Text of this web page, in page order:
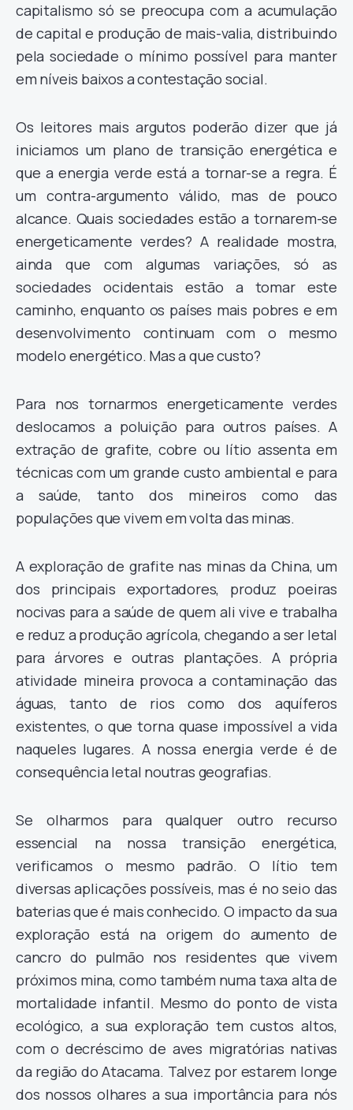
capitalismo só se preocupa com a acumulação
de capital e produção de mais-valia, distribuindo
pela sociedade o mínimo possível para manter
em níveis baixos a contestação social.
Os leitores mais argutos poderão dizer que já
iniciamos um plano de transição energética e
que a energia verde está a tornar-se a regra. É
um contra-argumento válido, mas de pouco
alcance. Quais sociedades estão a tornarem-se
energeticamente verdes? A realidade mostra,
ainda que com algumas variações, só as
sociedades ocidentais estão a tomar este
caminho, enquanto os países mais pobres e em
desenvolvimento continuam com o mesmo
modelo energético. Mas a que custo?
Para nos tornarmos energeticamente verdes
deslocamos a poluição para outros países. A
extração de grafite, cobre ou lítio assenta em
técnicas com um grande custo ambiental e para
a saúde, tanto dos mineiros como das
populações que vivem em volta das minas.
A exploração de grafite nas minas da China, um
dos principais exportadores, produz poeiras
nocivas para a saúde de quem ali vive e trabalha
e reduz a produção agrícola, chegando a ser letal
para árvores e outras plantações. A própria
atividade mineira provoca a contaminação das
águas, tanto de rios como dos aquíferos
existentes, o que torna quase impossível a vida
naqueles lugares. A nossa energia verde é de
consequência letal noutras geografias.
Se olharmos para qualquer outro recurso
essencial na nossa transição energética,
verificamos o mesmo padrão. O lítio tem
diversas aplicações possíveis, mas é no seio das
baterias que é mais conhecido. O impacto da sua
exploração está na origem do aumento de
cancro do pulmão nos residentes que vivem
próximos mina, como também numa taxa alta de
mortalidade infantil. Mesmo do ponto de vista
ecológico, a sua exploração tem custos altos,
com o decréscimo de aves migratórias nativas
da região do Atacama. Talvez por estarem longe
dos nossos olhares a sua importância para nós